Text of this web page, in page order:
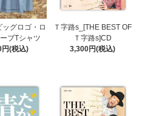
ッグロゴ・ロ
ブTシャツ
円(税込)
Ｔ字路s_[THE BEST OF
Ｔ字路s]CD
3,300円(税込)